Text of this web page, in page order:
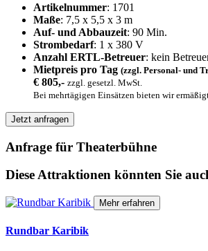
Artikelnummer: 1701
Maße: 7,5 x 5,5 x 3 m
Auf- und Abbauzeit: 90 Min.
Strombedarf: 1 x 380 V
Anzahl ERTL-Betreuer: kein
Mietpreis pro Tag (zzgl. Personal- und
€ 805,- zzgl. gesetzl. MwSt.
Bei mehrtägigen Einsätzen bieten wir
Jetzt anfragen
Anfrage für Theaterbühne
Diese Attraktionen könnten Sie
Mehr erfahren
Rundbar Karibik